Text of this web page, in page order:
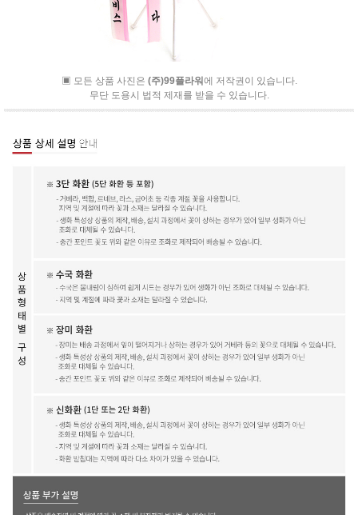
▣ 모든 상품 사진은 (주)99플라워에 저작권이 있습니다.
무단 도용시 법적 제재를 받을 수 있습니다.